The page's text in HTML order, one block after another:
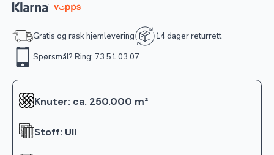
Gratis og rask hjemlevering
14 dager returrett
Spørsmål? Ring: 73 51 03 07
Knuter: ca. 250.000 m²
Stoff: Ull